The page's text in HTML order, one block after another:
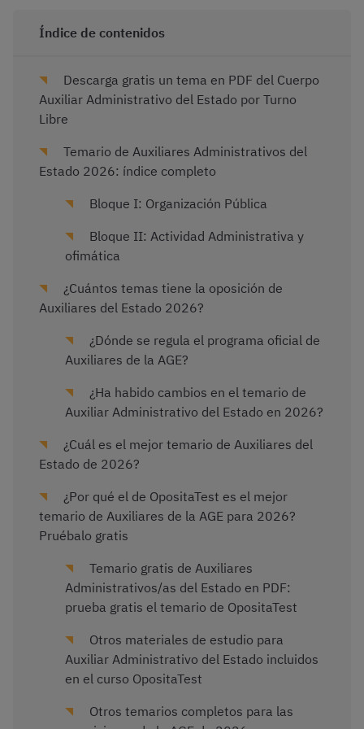
Índice de contenidos
Descarga gratis un tema en PDF del Cuerpo
Auxiliar Administrativo del Estado por Turno
Libre
Temario de Auxiliares Administrativos del
Estado 2026: índice completo
Bloque I: Organización Pública
Bloque II: Actividad Administrativa y
ofimática
¿Cuántos temas tiene la oposición de
Auxiliares del Estado 2026?
¿Dónde se regula el programa oficial de
Auxiliares de la AGE?
¿Ha habido cambios en el temario de
Auxiliar Administrativo del Estado en 2026?
¿Cuál es el mejor temario de Auxiliares del
Estado de 2026?
¿Por qué el de OpositaTest es el mejor
temario de Auxiliares de la AGE para 2026?
Pruébalo gratis
Temario gratis de Auxiliares
Administrativos/as del Estado en PDF:
prueba gratis el temario de OpositaTest
Otros materiales de estudio para
Auxiliar Administrativo del Estado incluidos
en el curso OpositaTest
Otros temarios completos para las